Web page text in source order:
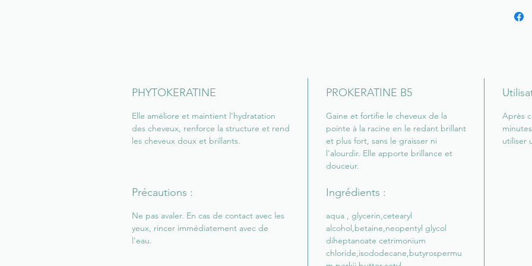
cheveux.
ACTIFS
PHYTOKERATINE
Elle améliore et maintient l'hydratation
des cheveux, renforce la structure et rend
les cheveux doux et brillants.
PROKERATINE B5
Gaine et fortifie le cheveux de la
pointe à la racine en le redant brillant
et plus fort, sans le graisser ni
l'alourdir. Elle apporte brillance et
douceur.
Après
utiliser
Précautions :
Ne pas avaler. En cas de contact avec les
yeux, rincer immédiatement avec de
l'eau.
Ingrédients :
aqua , glycerin,cetearyl
alcohol,betaine,neopentyl glycol
diheptanoate cetrimonium
chloride,isododecane,butyrospermu